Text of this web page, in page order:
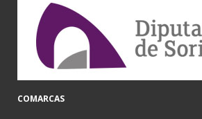
COMARCAS